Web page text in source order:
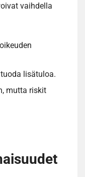
vaihdella
lisätuloa.
mutta riskit